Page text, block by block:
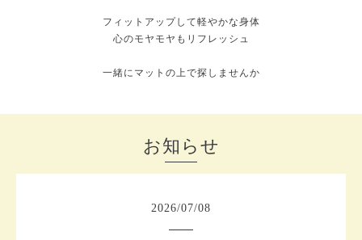
フィットアップして軽やかな身体
心のモヤモヤもリフレッシュ
一緒にマットの上で探しませんか
お知らせ
2026/07/08